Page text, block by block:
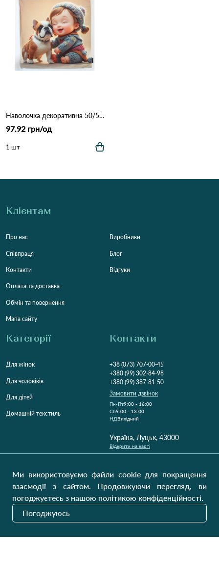
Наволочка декоративна 50/50 1221 Бежевий
97.92 грн/од
1 шт
Клієнтам
Про нас
Співпраця
Контакти
Оплата та доставка
Обмін та повернення
Мапа сайту
Виробники
Блог
Відгуки
Категорії
Для жінок
Для чоловіків
Для дітей
Домашній текстиль
Контакти
+38 (073) 707-00-45
+380 (99) 302-84-98
+380 (99) 387-81-50
Замовити дзвінок
Пн-Пт9:00 - 16:00
Cб9:00 - 13:00
НДВихідний
Україна, Луцьк, 43000
Відкрити на карті
Надіслати
Ми використовуємо файли cookie для покращення
взаємодії з сайтом. Продовжуючи перегляд, ви
погоджуєтесь з нашою політикою конфіденційності.
Погоджуюсь